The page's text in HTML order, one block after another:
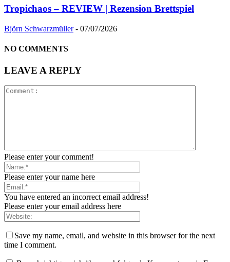
Tropichaos – REVIEW | Rezension Brettspiel
Björn Schwarzmüller - 07/07/2026
NO COMMENTS
LEAVE A REPLY
Please enter your comment!
Please enter your name here
You have entered an incorrect email address!
Please enter your email address here
Save my name, email, and website in this browser for the next
time I comment.